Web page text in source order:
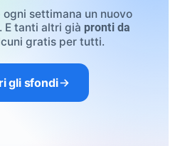
ogni settimana un nuovo
E tanti altri già pronti da
gratis per tutti.
gli sfondi